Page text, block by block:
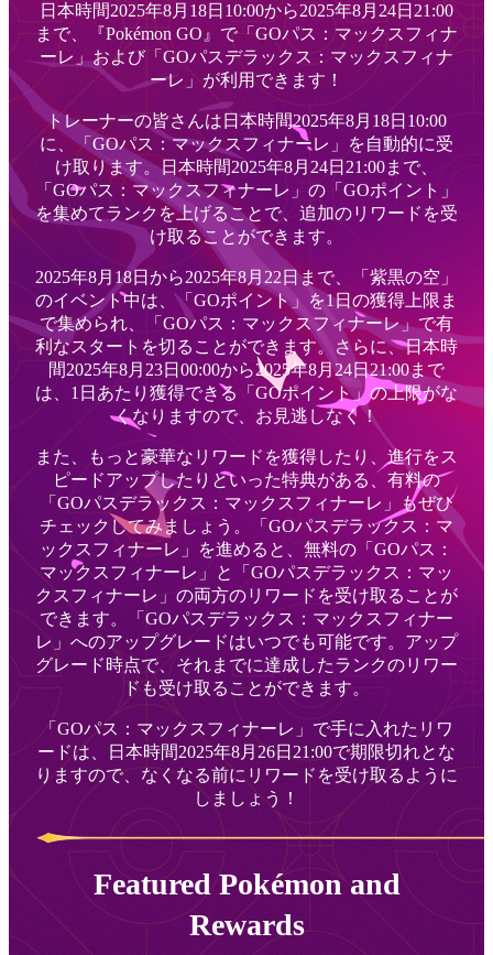
日本時間2025年8月18日10:00から2025年8月24日21:00
まで、『Pokémon GO』で「GOパス：マックスフィナ
ーレ」および「GOパスデラックス：マックスフィナ
ーレ」が利用できます！
トレーナーの皆さんは日本時間2025年8月18日10:00
に、「GOパス：マックスフィナーレ」を自動的に受
け取ります。日本時間2025年8月24日21:00まで、
「GOパス：マックスフィナーレ」の「GOポイント」
を集めてランクを上げることで、追加のリワードを受
け取ることができます。
2025年8月18日から2025年8月22日まで、「紫黒の空」
のイベント中は、「GOポイント」を1日の獲得上限ま
で集められ、「GOパス：マックスフィナーレ」で有
利なスタートを切ることができます。さらに、日本時
間2025年8月23日00:00から2025年8月24日21:00まで
は、1日あたり獲得できる「GOポイント」の上限がな
くなりますので、お見逃しなく！
また、もっと豪華なリワードを獲得したり、進行をス
ピードアップしたりといった特典がある、有料の
「GOパスデラックス：マックスフィナーレ」もぜひ
チェックしてみましょう。「GOパスデラックス：マ
ックスフィナーレ」を進めると、無料の「GOパス：
マックスフィナーレ」と「GOパスデラックス：マッ
クスフィナーレ」の両方のリワードを受け取ることが
できます。「GOパスデラックス：マックスフィナー
レ」へのアップグレードはいつでも可能です。アップ
グレード時点で、それまでに達成したランクのリワー
ドも受け取ることができます。
「GOパス：マックスフィナーレ」で手に入れたリワ
ードは、日本時間2025年8月26日21:00で期限切れとな
りますので、なくなる前にリワードを受け取るように
しましょう！
Featured Pokémon and
Rewards